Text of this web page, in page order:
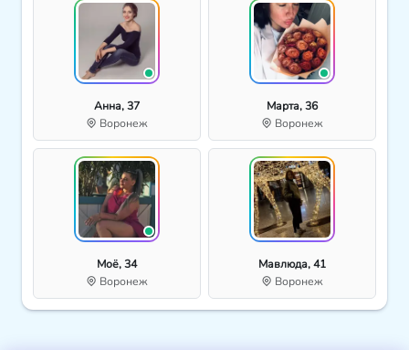
Анна, 37
Воронеж
Марта, 36
Воронеж
Моё, 34
Воронеж
Мавлюда, 41
Воронеж